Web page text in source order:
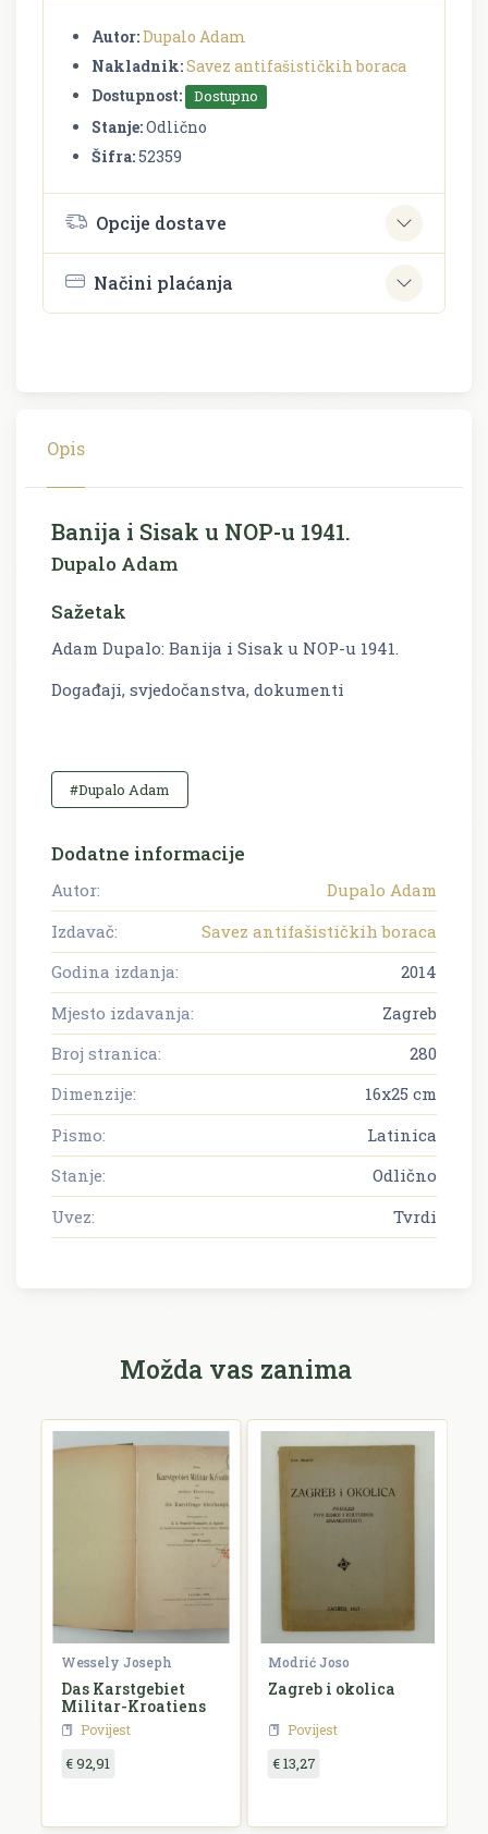
Autor:Dupalo Adam
Nakladnik:Savez antifašističkih boraca
Dostupnost:
Dostupno
Stanje:Odlično
Šifra:52359
Opcije dostave
Načini plaćanja
Opis
Banija i Sisak u NOP-u 1941.
Dupalo Adam
Sažetak
Adam Dupalo: Banija i Sisak u NOP-u 1941.
Događaji, svjedočanstva, dokumenti
#Dupalo Adam
Dodatne informacije
Autor:
Dupalo Adam
Izdavač:
Savez antifašističkih boraca
Godina izdanja:
2014
Mjesto izdavanja:
Zagreb
Broj stranica:
280
Dimenzije:
16x25 cm
Pismo:
Latinica
Stanje:
Odlično
Uvez:
Tvrdi
Možda vas zanima
Wessely Joseph
Das Karstgebiet
Militar-Kroatiens
Povijest
€ 92,91
Modrić Joso
Zagreb i okolica
Povijest
€ 13,27